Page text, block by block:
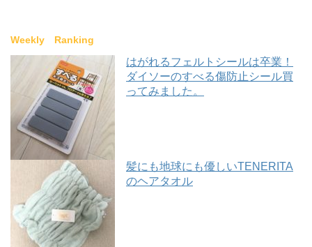
Weekly Ranking
はがれるフェルトシールは卒業！
ダイソーのすべる傷防止シール買
ってみました。
髪にも地球にも優しいTENERITA
のヘアタオル